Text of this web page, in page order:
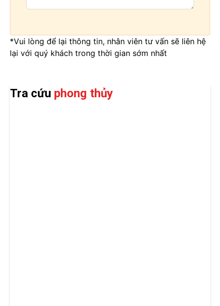
*Vui lòng để lại thông tin, nhân viên tư vấn sẽ liên hệ
lại với quý khách trong thời gian sớm nhất
Tra cứu phong thủy